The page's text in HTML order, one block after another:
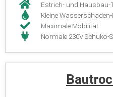
Estrich- und
Kleine
Maximale Mobilität
Normale 230V Schuko-